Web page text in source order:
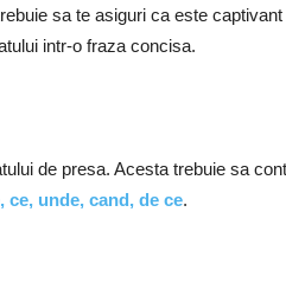
sa te asiguri ca este
intr-o fraza concisa.
de presa. Acesta trebuie sa
ce, unde, cand, de ce.